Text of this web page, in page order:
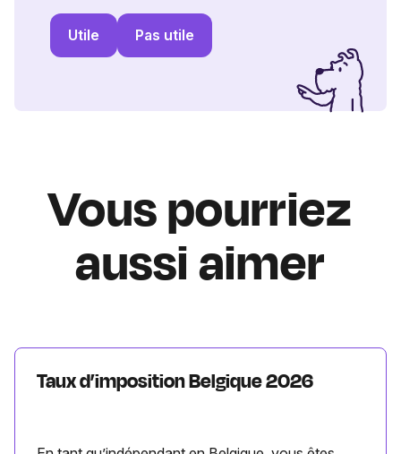
Utile Pas utile
Vous pourriez
aussi aimer
Taux d’imposition Belgique 2026